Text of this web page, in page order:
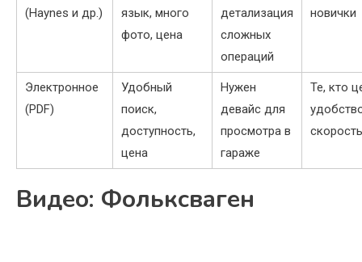
(Haynes и др.)
язык, много
фото, цена
детализация
сложных
операций
новички
Электронное
(PDF)
Удобный
поиск,
доступность,
цена
Нужен
девайс для
просмотра в
гараже
Те, кто
скорость
Видео: Фольксваген